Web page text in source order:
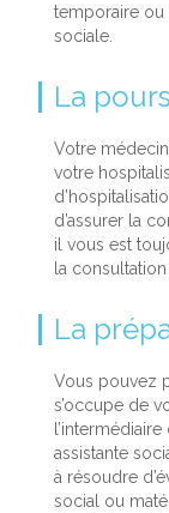
temporaire ou
sociale.
La
Votre
votre
d’assurer la
il vous est
la
La
Vous pouvez
s’occupe de
assistante
à résoudre
social ou